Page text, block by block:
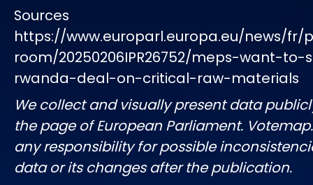
Sources
https://www.europarl.europa.eu/news/fr/
room/20250206IPR26752/meps-want-
rwanda-deal-on-critical-raw-materials
We collect and visually present data
the page of European Parliament.
any responsibility for possible
data or its changes after the publication.